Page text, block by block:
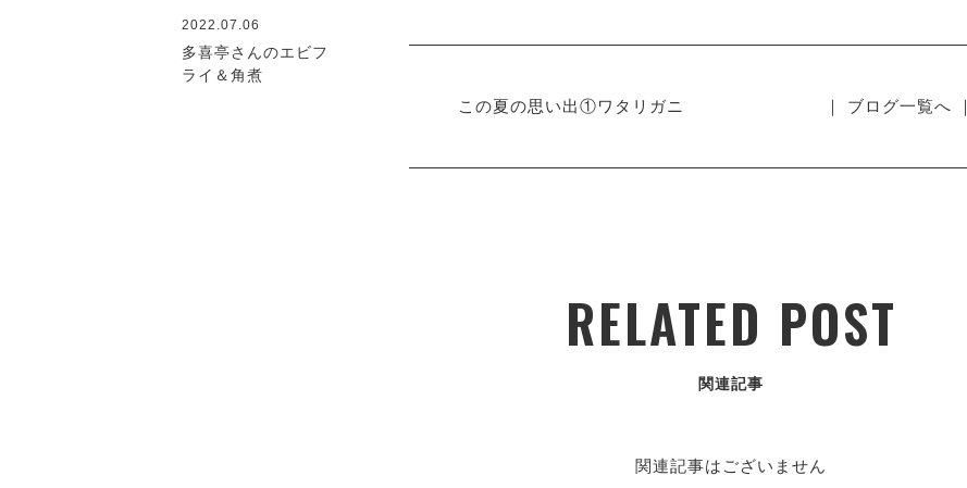
この夏の思い出①ワタリガニ ｜ ブログ一覧へ ｜
2022.07.06
多喜亭さんのエビフ
ライ＆角煮
RELATED POST
関連記事
関連記事はございません